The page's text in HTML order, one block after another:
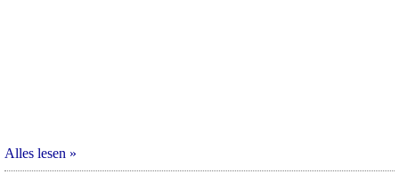
Alles lesen »